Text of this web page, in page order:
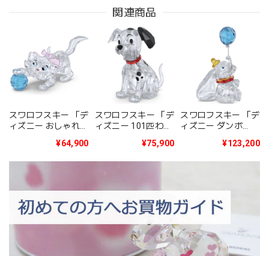
関連商品
スワロフスキー 「デ
ィズニー おしゃれキ
Aristocats - Marie」
¥64,900
スワロフスキー 「デ
ィズニー 101匹わん
Dalmatians -¥75,900
スワロフスキー 「デ
ィズニー ダンボ
¥123,200